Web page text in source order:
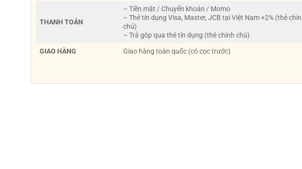
THANH TOÁN
– Tiền mặt / Chuyển khoản / Momo
– Thẻ tín dụng Visa, Master, JCB tại Việt Nam +2% (thẻ
chủ)
– Trả góp qua thẻ tín dụng (thẻ chính chủ)
GIAO HÀNG
Giao hàng toàn quốc (có cọc trước)